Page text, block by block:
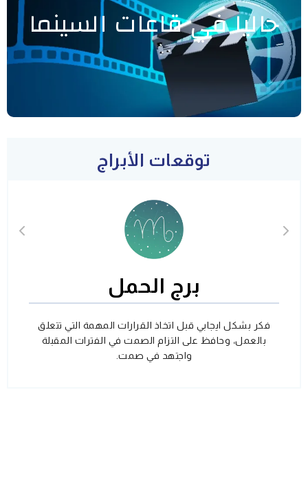
حاليا في قاعات السينما
توقعات الأبراج
برج الحمل
فكر بشكل ايجابي قبل اتخاذ القرارات المهمة التي تتعلق
بالعمل، وحافظ على التزام الصمت في الفترات المقبلة
واجتهد في صمت.